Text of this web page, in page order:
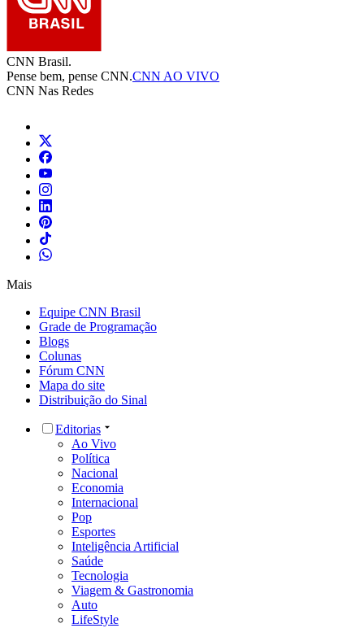
CNN Brasil.
Pense bem, pense CNN.CNN AO VIVO
CNN Nas Redes
Mais
Equipe CNN Brasil
Grade de Programação
Blogs
Colunas
Fórum CNN
Mapa do site
Distribuição do Sinal
Editorias
Ao Vivo
Política
Nacional
Economia
Internacional
Pop
Esportes
Inteligência Artificial
Saúde
Tecnologia
Viagem & Gastronomia
Auto
LifeStyle